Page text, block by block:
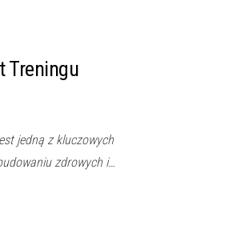
Treningu
jedną z kluczowych
zdrowych i…